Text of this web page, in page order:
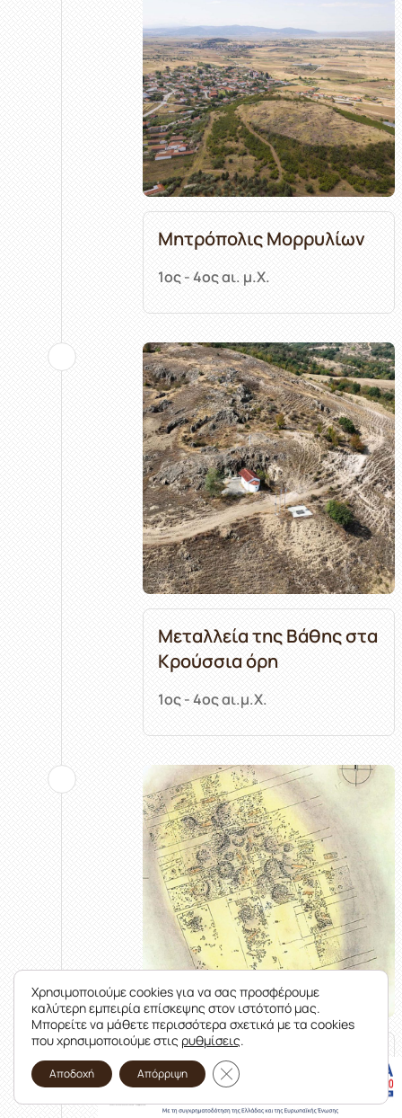
Μητρόπολις Μορρυλίων
1ος - 4ος αι. μ.Χ.
Μεταλλεία της Βάθης στα
Κρούσσια όρη
1ος - 4ος αι.μ.Χ.
Ταφικοί τύμβοι
Γυναικοκάστρου
Χρησιμοποιούμε cookies για να σας προσφέρουμε
καλύτερη εμπειρία επίσκεψης στον ιστότοπό μας.
Μπορείτε να μάθετε περισσότερα σχετικά με τα cookies
που χρησιμοποιούμε στις ρυθμίσεις.
Αποδοχή Απόρριψη Κλείσιμο του Cookie banner